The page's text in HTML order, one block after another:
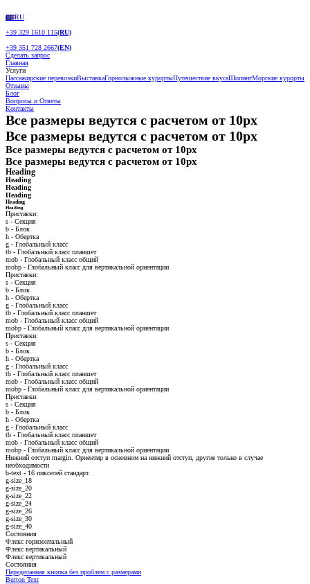
ENRU
+39 329 1610 115(RU)
+39 351 728 2667(EN)
Сделать запрос
Главная
Услуги
Пассажирские перевозкиВыставкаГорнолыжные курортыПутешествие вкусаШопингМорские курорты
Отзывы
Блог
Вопросы и Ответы
Контакты
Все размеры ведутся с расчетом от 10px
Все размеры ведутся с расчетом от 10px
Все размеры ведутся с расчетом от 10px
Все размеры ведутся с расчетом от 10px
Heading
Heading
Heading
Heading
Heading
Heading
Приставки:
s - Секция
b - Блок
h - Обертка
g - Глобальный класс
tb - Глобальный класс планшет
mob - Глобальный класс общий
mobp - Глобальный класс для вертикальной ориентации
Приставки:
s - Секция
b - Блок
h - Обертка
g - Глобальный класс
tb - Глобальный класс планшет
mob - Глобальный класс общий
mobp - Глобальный класс для вертикальной ориентации
Приставки:
s - Секция
b - Блок
h - Обертка
g - Глобальный класс
tb - Глобальный класс планшет
mob - Глобальный класс общий
mobp - Глобальный класс для вертикальной ориентации
Приставки:
s - Секция
b - Блок
h - Обертка
g - Глобальный класс
tb - Глобальный класс планшет
mob - Глобальный класс общий
mobp - Глобальный класс для вертикальной ориентации
Нижний отступ margin. Ориентир в основном на нижний отступ, другие только в случае
необходимости
b-text - 16 пикселей стандарт.
g-size_18
g-size_20
g-size_22
g-size_24
g-size_26
g-size_30
g-size_40
Состояния
Флекс горизонтальный
Флекс вертикальный
Флекс вертикальный
Состояния
Переделанная кнопка без проблем с размерами
Button Text